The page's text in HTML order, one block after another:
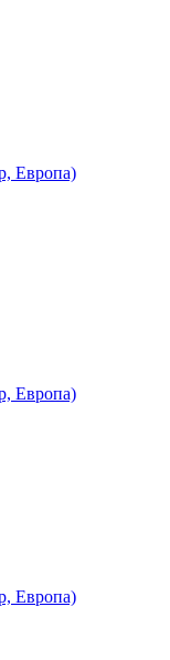
Европа)
Европа)
Европа)